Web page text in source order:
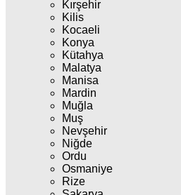
Kırşehir
Kilis
Kocaeli
Konya
Kütahya
Malatya
Manisa
Mardin
Muğla
Muş
Nevşehir
Niğde
Ordu
Osmaniye
Rize